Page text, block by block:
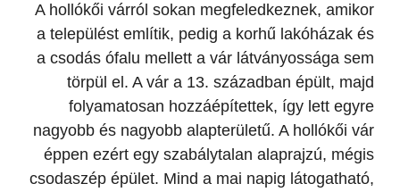
A hollókői várról sokan megfeledkeznek, amikor
a települést említik, pedig a korhű lakóházak és
a csodás ófalu mellett a vár látványossága sem
törpül el. A vár a 13. században épült, majd
folyamatosan hozzáépítettek, így lett egyre
nagyobb és nagyobb alapterületű. A hollókői vár
éppen ezért egy szabálytalan alaprajzú, mégis
csodaszép épület. Mind a mai napig látogatható,